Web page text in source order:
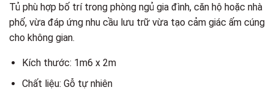
Tủ phù hợp bố trí trong phòng ngủ gia đình, căn hộ hoặc nhà
phố, vừa đáp ứng nhu cầu lưu trữ vừa tạo cảm giác ấm cúng
cho không gian.
Kích thước: 1m6 x 2m
Chất liệu: Gỗ tự nhiên